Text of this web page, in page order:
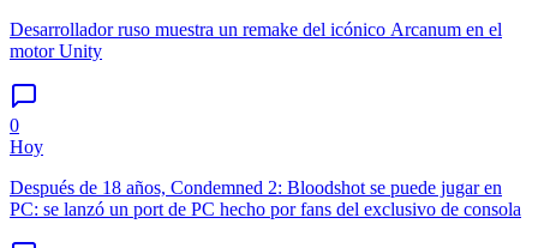
Desarrollador ruso muestra un remake del icónico Arcanum en el
motor Unity
0
Hoy
Después de 18 años, Condemned 2: Bloodshot se puede jugar en
PC: se lanzó un port de PC hecho por fans del exclusivo de consola